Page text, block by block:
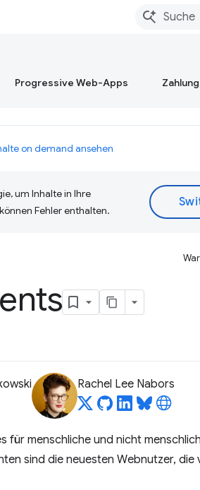
Progressive Web-Apps
on demand ansehen
um Inhalte in Ihre
Fehler enthalten.
Rachel Lee Nabors
für menschliche und nicht
sind die neuesten Webnutzer, die